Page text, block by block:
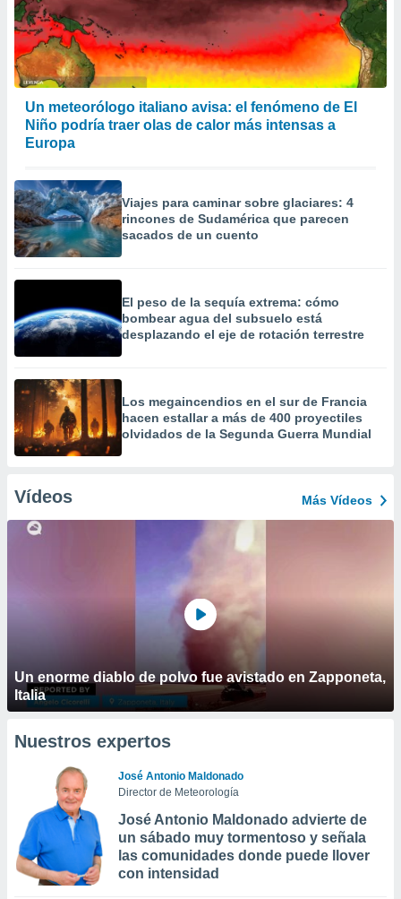
Un meteorólogo italiano avisa: el fenómeno de El
Niño podría traer olas de calor más intensas a
Europa
Viajes para caminar sobre glaciares: 4
rincones de Sudamérica que parecen
sacados de un cuento
El peso de la sequía extrema: cómo
bombear agua del subsuelo está
desplazando el eje de rotación terrestre
Los megaincendios en el sur de Francia
hacen estallar a más de 400 proyectiles
olvidados de la Segunda Guerra Mundial
Vídeos Más Vídeos
Un enorme diablo de polvo fue avistado en Zapponeta,
Italia
Nuestros expertos
José Antonio Maldonado
Director de Meteorología
José Antonio Maldonado advierte de
un sábado muy tormentoso y señala
las comunidades donde puede llover
con intensidad